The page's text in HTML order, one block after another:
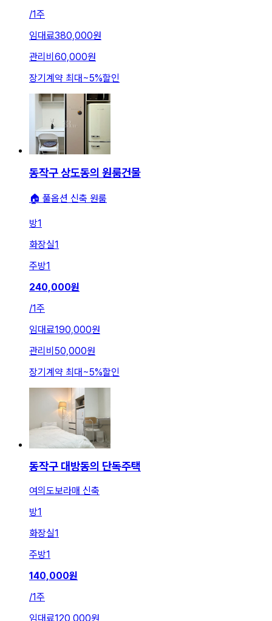
/1주
임대료380,000원
관리비 60,000원
장기계약 최대~5%할인
동작구 상도동의 원룸건물
🏠 풀옵션 신축 원룸
방1
화장실1
주방1
240,000원
/1주
임대료190,000원
관리비 50,000원
장기계약 최대~5%할인
동작구 대방동의 단독주택
여의도보라매 신축
방1
화장실1
주방1
140,000원
/1주
임대료120,000원